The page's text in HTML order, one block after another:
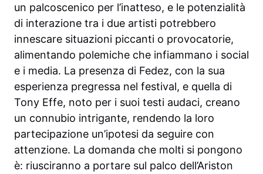
un palcoscenico per l’inatteso, e le potenzialità
di interazione tra i due artisti potrebbero
innescare situazioni piccanti o provocatorie,
alimentando polemiche che infiammano i social
e i media. La presenza di Fedez, con la sua
esperienza pregressa nel festival, e quella di
Tony Effe, noto per i suoi testi audaci, creano
un connubio intrigante, rendendo la loro
partecipazione un’ipotesi da seguire con
attenzione. La domanda che molti si pongono
è: riusciranno a portare sul palco dell’Ariston